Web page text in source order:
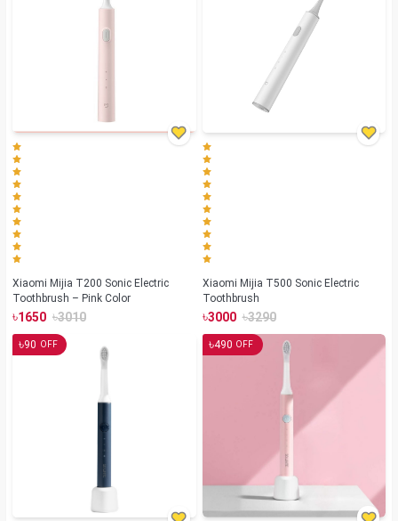
Xiaomi Mijia T200 Sonic Electric
Toothbrush – Pink Color
৳1650 ৳3010
Xiaomi Mijia T500 Sonic Electric
Toothbrush
৳3000 ৳3290
৳90 OFF ৳490 OFF